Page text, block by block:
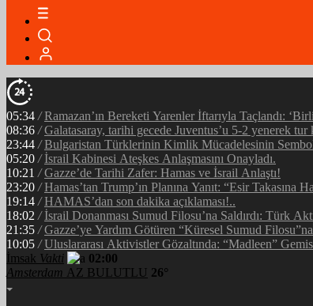
05:34 / Ramazan’ın Bereketi Yarenler İftarıyla Taçlandı:
08:36 / Galatasaray, tarihi gecede Juventus’u 5-2 yenerek tur
23:44 / Bulgaristan Türklerinin Kimlik Mücadelesinin
05:20 / İsrail Kabinesi Ateşkes Anlaşmasını Onayladı.
10:21 / Gazze’de Tarihi Zafer: Hamas ve İsrail Anlaştı!
23:20 / Hamas’tan Trump’ın Planına Yanıt: “Esir Takasına
19:14 / HAMAS’dan son dakika açıklaması!..
18:02 / İsrail Donanması Sumud Filosu’na Saldırdı: Türk
21:35 / Gazze’ye Yardım Götüren “Küresel Sumud
10:05 / Uluslararası Aktivistler Gözaltında: “Madleen”
İmsak Vakti
02:00
Amsterdam AZ BULUTLU 26°